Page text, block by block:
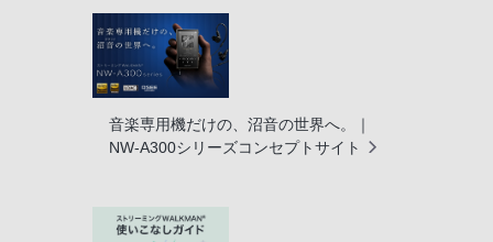
音楽専用機だけの、沼音の世界へ。｜
NW-A300シリーズコンセプトサイト